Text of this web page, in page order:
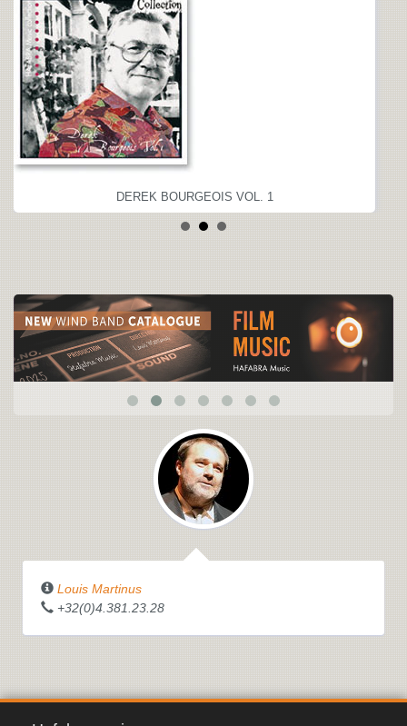
DEREK BOURGEOIS VOL. 1
Louis Martinus
+32(0)4.381.23.28